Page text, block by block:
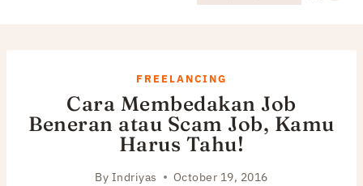
FREELANCING
Cara Membedakan Job
Beneran atau Scam Job, Kamu
Harus Tahu!
By Indriyas October 19, 2016